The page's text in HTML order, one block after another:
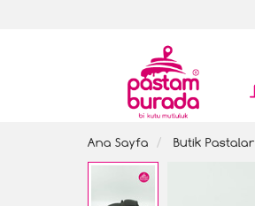
Ana Sayfa Butik Pastalar